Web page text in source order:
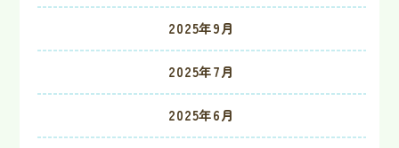
2025年9月
2025年7月
2025年6月